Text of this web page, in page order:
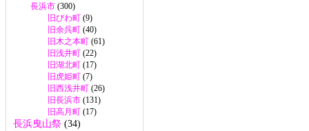
長浜市 (300)
旧びわ町 (9)
旧余呉町 (40)
旧木之本町 (61)
旧浅井町 (22)
旧湖北町 (17)
旧虎姫町 (7)
旧西浅井町 (26)
旧長浜市 (131)
旧高月町 (17)
長浜曳山祭 (34)